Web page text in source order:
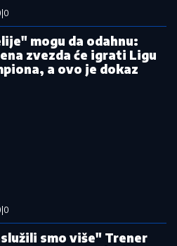
0
mogu da odahnu:
zvezda će igrati Ligu
a ovo je dokaz
0
smo više" Trener